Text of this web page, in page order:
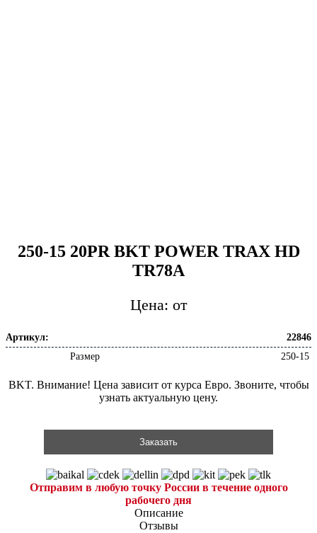
250-15 20PR BKT POWER TRAX HD
TR78A
от
Артикул:
22846
Размер
250-15
BKT. Внимание! Цена зависит от курса Евро. Звоните, чтобы
узнать актуальную цену.
Заказать
Отправим в любую точку России в течение одного
рабочего дня
Описание
Отзывы